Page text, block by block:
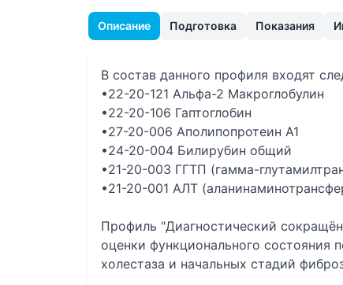
Описание Подготовка Показания
В состав данного профиля входят
•22-20-121 Альфа-2 Макроглобулин
•22-20-106 Гаптоглобин
•27-20-006 Аполипопротеин А1
•24-20-004 Билирубин общий
•21-20-003 ГГТП (гамма-
•21-20-001 АЛТ
Профиль "Диагностический
оценки функционального состояния
холестаза и начальных стадий